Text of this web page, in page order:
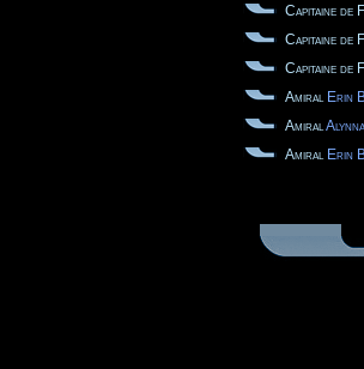
Capitaine de
Capitaine de
Capitaine de
Amiral Erin
Amiral
Amiral Erin